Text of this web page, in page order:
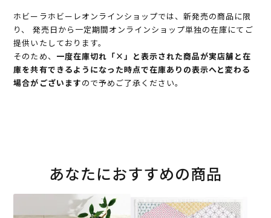
ホビーラホビーレオンラインショップでは、新発売の商品に限
り、 発売日から一定期間オンラインショップ単独の在庫にてご
提供いたしております。
そのため、 一度在庫切れ「×」と表示された商品が実店舗と在
庫を共有できるようになった時点で在庫ありの表示へと変わる
場合がございますので予めご了承ください。
あなたにおすすめの商品